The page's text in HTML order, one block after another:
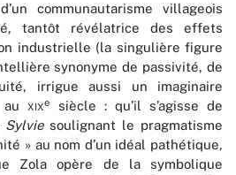
communautarisme villageois
tantôt révélatrice des effets
industrielle (la singulière figure
synonyme de passivité, de
irrigue aussi un imaginaire
auxixe
siècle : qu’il s’agisse de
Sylvie soulignant le pragmatisme
» au nom d’un idéal pathétique,
Zola opère de la symbolique